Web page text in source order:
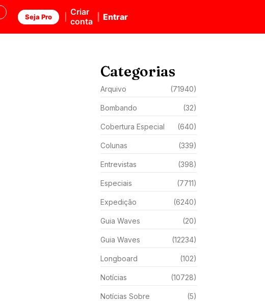
Seja Pro
Criar
conta
Entrar
Categorias
Arquivo (71940)
Bombando (32)
Cobertura Especial (640)
Colunas (339)
Entrevistas (398)
Especiais (7711)
Expedição (6240)
Guia Waves (20)
Guia Waves (12234)
Longboard (102)
Notícias (10728)
Notícias Sobre (5)